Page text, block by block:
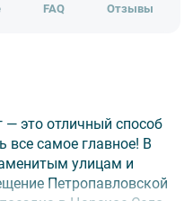
FAQ Отзывы
— это отличный способ
все самое главное! В
улицам и
Петропавловской